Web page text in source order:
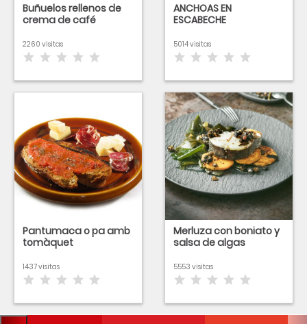
Buñuelos rellenos de
crema de café
2260 visitas
ANCHOAS EN
ESCABECHE
5014 visitas
Pantumaca o pa amb
tomàquet
1437 visitas
Merluza con boniato y
salsa de algas
5553 visitas